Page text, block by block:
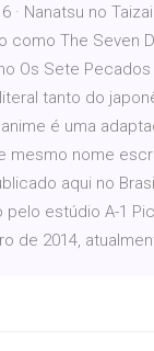
· Nanatsu no
como The Seven
Os Sete Pecados
tanto do
é uma
mesmo nome
aqui no
pelo estúdio A-1
de 2014,